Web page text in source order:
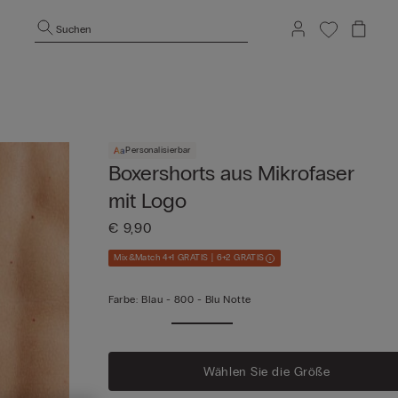
Suchen
Personalisierbar
Boxershorts aus Mikrofaser
mit Logo
€ 9,90
Mix&Match 4+1 GRATIS | 6+2 GRATIS
Farbe: Blau - 800 - Blu Notte
Wählen Sie die Größe